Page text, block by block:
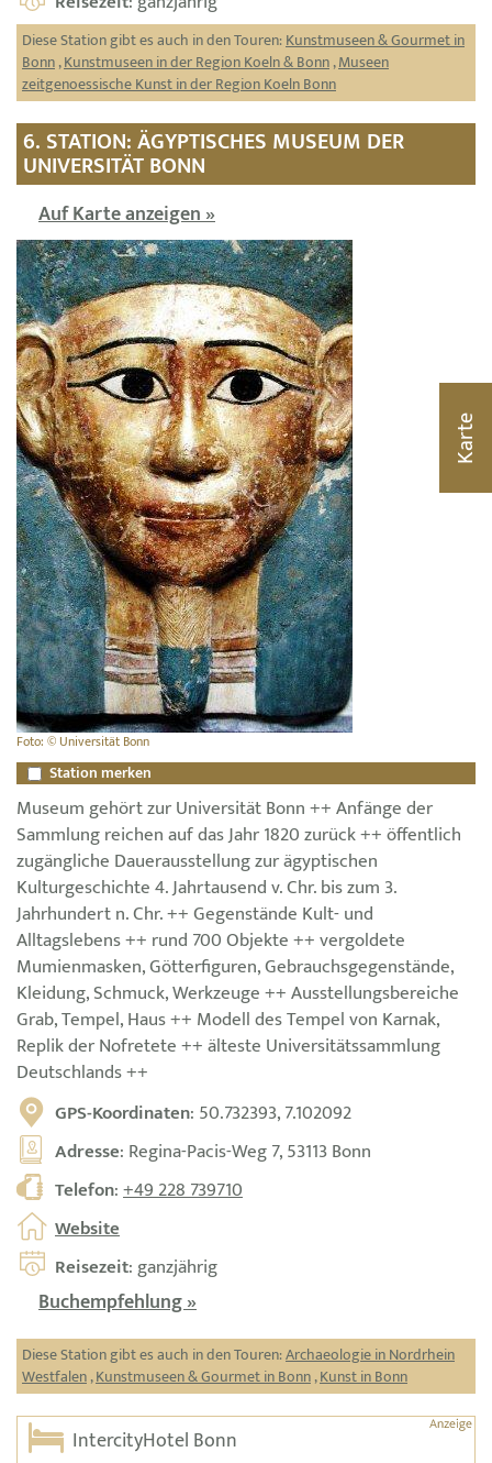
Diese Station gibt es auch in den Touren:Kunstmuseen & Gourmet in
Bonn,Kunstmuseen in der Region Koeln & Bonn,Museen
zeitgenoessische Kunst in der Region Koeln Bonn
6. STATION: ÄGYPTISCHES MUSEUM DER
UNIVERSITÄT BONN
Auf Karte anzeigen »
Foto: © Universität Bonn
Station merken
Museum gehört zur Universität Bonn ++ Anfänge der
Sammlung reichen auf das Jahr 1820 zurück ++ öffentlich
zugängliche Dauerausstellung zur ägyptischen
Kulturgeschichte 4. Jahrtausend v. Chr. bis zum 3.
Jahrhundert n. Chr. ++ Gegenstände Kult- und
Alltagslebens ++ rund 700 Objekte ++ vergoldete
Mumienmasken, Götterfiguren, Gebrauchsgegenstände,
Kleidung, Schmuck, Werkzeuge ++ Ausstellungsbereiche
Grab, Tempel, Haus ++ Modell des Tempel von Karnak,
Replik der Nofretete ++ älteste Universitätssammlung
Deutschlands ++
GPS-Koordinaten: 50.732393, 7.102092
Adresse: Regina-Pacis-Weg 7, 53113 Bonn
Telefon:+49 228 739710
Website
Reisezeit: ganzjährig
Buchempfehlung »
Diese Station gibt es auch in den Touren:Archaeologie in Nordrhein
Westfalen,Kunstmuseen & Gourmet in Bonn,Kunst in Bonn
IntercityHotel Bonn
Karte